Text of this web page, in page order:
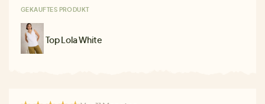
GEKAUFTES PRODUKT
Top Lola White